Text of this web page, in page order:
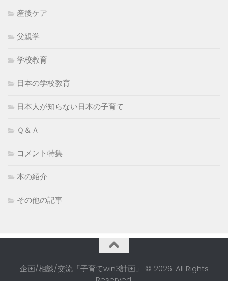
産後ケア
父親学
学校教育
日本の学校教育
日本人が知らない日本の子育て
Ｑ＆Ａ
コメント特集
本の紹介
その他の記事
企画/相談/交流「子育てwin3計画」 © 2026. All Rights